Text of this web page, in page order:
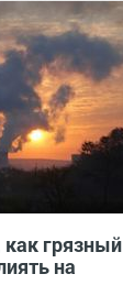
грязный
на